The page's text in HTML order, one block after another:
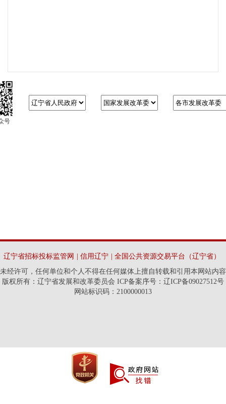
号
辽宁省招标投标监管网 信用辽宁
全国公共资源交易平台（辽宁省）
未经许可，任何单位和个人不得在任何媒体上擅自转载和引用本网站内容
版权所有：辽宁省发展和改革委员会 ICP备案序号：辽ICP备09027512号
网站标识码：2100000013